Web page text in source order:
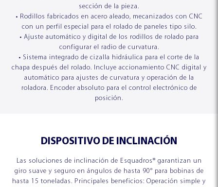
CORTE Y EMPALME
ESQUADROS®
ESQUADROS®
sección de la pieza.
• Rodillos fabricados en acero aleado, mecanizados con CNC
con un perfil especial para el rolado de paneles tipo silo.
• Ajuste automático y digital de los rodillos de rolado para
configurar el radio de curvatura.
• Sistema integrado de cizalla hidráulica para el corte de la
chapa después del rolado. Incluye accionamiento CNC digital y
automático para ajustes de curvatura y operación de la
roladora. Encoder absoluto para el control electrónico de
posición.
DISPOSITIVO DE INCLINACIÓN
Las soluciones de inclinación de Esquadros® garantizan un
giro suave y seguro en ángulos de hasta 90° para bobinas de
hasta 15 toneladas. Principales beneficios: Operación simple y